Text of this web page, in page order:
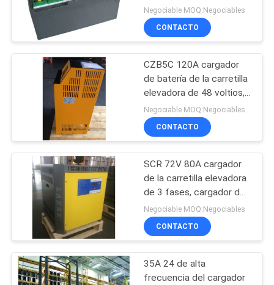
Nivelador de muelle
hidráulico
Camión de paletas
de mano
26
20A de la carretilla
elevadora la monofásico
Negociable MOQ:Negociables
CONTACTO
CZB5C 120A cargador
de batería de la carretilla
elevadora de 48 voltios,
cargadores de batería de
la carretilla elevadora
Negociable MOQ:Negociables
CONTACTO
SCR 72V 80A cargador
de la carretilla elevadora
de 3 fases, cargador de
batería de Jack de la
plataforma controlado
por microprocesador
Negociable MOQ:Negociables
CONTACTO
35A 24 de alta
frecuencia del cargador